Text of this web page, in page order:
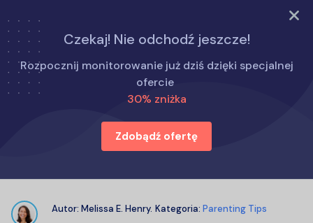
WYPRÓBUJ TERAZ
Czekaj! Nie odchodź jeszcze!
Rozpocznij monitorowanie już dziś dzięki specjalnej
ofercie
30% zniżka
Zdobądź ofertę
Strona główna
Porady dla rodziców
Jakie zagrożenia niesie ze sobą Instagram dla dzieci i
dorosłych?
Jakie zagrożenia niesie ze sobą
Autor: Melissa E. Henry. Kategoria: Parenting Tips